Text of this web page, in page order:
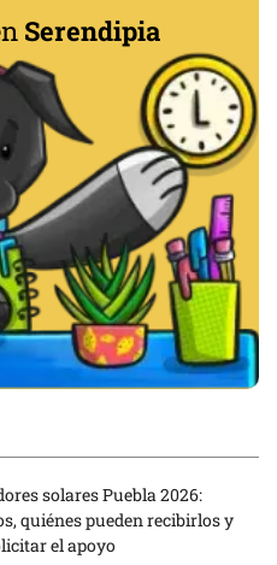
Serendipia
solares Puebla 2026:
quiénes pueden recibirlos y
el apoyo